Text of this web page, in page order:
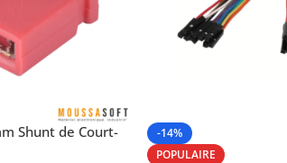
Shunt de Court-
-14%
POPULAIRE